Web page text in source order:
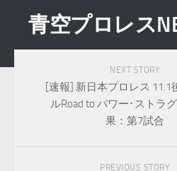
青空プロレス
NEXT STORY
[速報] 新日本プロレス 11.1
ルRoad to パワー･ストラ
果：第7試合
PREVIOUS STORY